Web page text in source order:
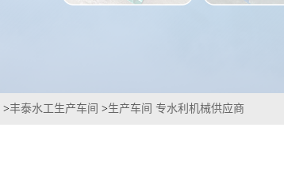
>丰泰水工生产车间 >生产车间 专水利机械供应商